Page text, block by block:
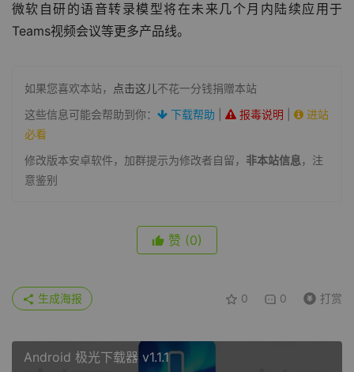
微软自研的语音转录模型将在未来几个月内陆续应用于
Teams视频会议等更多产品线。
如果您喜欢本站， 点击这儿不花一分钱捐赠本站
这些信息可能会帮助到你：
下载帮助 报毒说明
进站
必看
修改版本安卓软件，加群提示为修改者自留， 非本站信息，注
意鉴别
赞 (0)
0 0 打赏
生成海报
Android 极光下载器 v1.1.1